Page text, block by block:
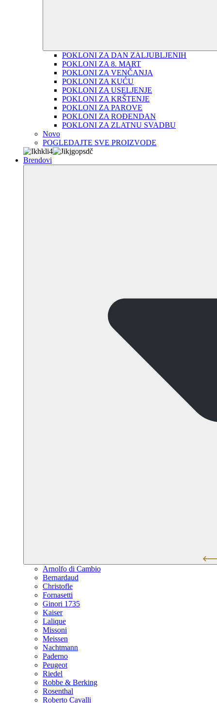
POKLONI ZA DAN ZALJUBLJENIH
POKLONI ZA 8. MART
POKLONI ZA VENČANJA
POKLONI ZA KUĆU
POKLONI ZA USELJENJE
POKLONI ZA KRŠTENJE
POKLONI ZA PAROVE
POKLONI ZA ROĐENDAN
POKLONI ZA ZLATNU SVADBU
Novo
POGLEDAJTE SVE PROIZVODE
Brendovi
Arnolfo di Cambio
Bernardaud
Christofle
Fornasetti
Ginori 1735
Kaiser
Lalique
Missoni
Meissen
Nachtmann
Paderno
Peugeot
Riedel
Robbe & Berking
Rosenthal
Roberto Cavalli